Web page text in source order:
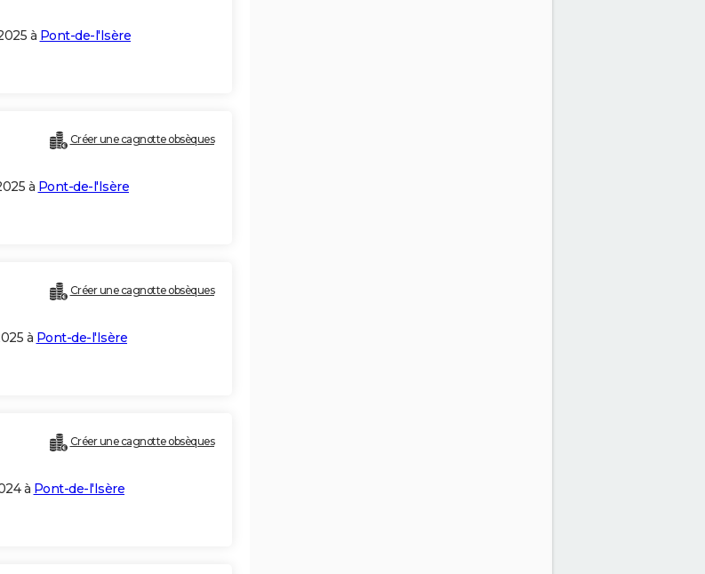
à Pont-de-l'Isère
Créer une cagnotte obsèques
à Pont-de-l'Isère
Créer une cagnotte obsèques
à Pont-de-l'Isère
Créer une cagnotte obsèques
à Pont-de-l'Isère